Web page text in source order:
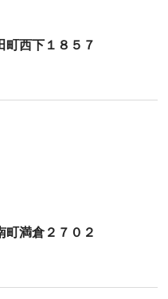
西下１８５７
満倉２７０２